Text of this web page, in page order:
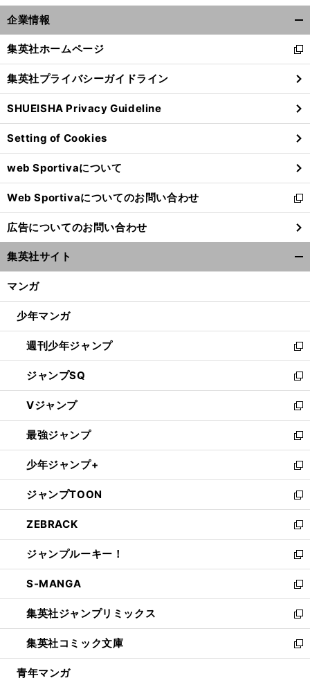
企業情報
閉
る
集英社ホームページ
新
し
い
ウ
ィ
ン
ド
ウ
で
開
く
集英社プライバシーガイドライン
SHUEISHA Privacy Guideline
Setting of Cookies
web Sportivaについて
Web Sportivaについてのお問い合わせ
新
し
い
ウ
ィ
ン
ウ
開
く
広告についてのお問い合わせ
集英社サイト
マンガ
少年マンガ
週刊少年ジャンプ
新
し
い
ウ
ィ
ン
ド
ウ
で
開
く
ジャンプSQ
新
し
い
ウ
ィ
ン
ド
ウ
で
開
く
Vジャンプ
新
し
い
ウ
ィ
ン
ド
ウ
で
開
く
最強ジャンプ
新
し
い
ウ
ィ
ン
ド
ウ
で
開
く
少年ジャンプ+
新
し
い
ウ
ィ
ン
ド
ウ
で
開
く
ジャンプTOON
新
し
い
ウ
ィ
ン
ド
ウ
で
開
く
ZEBRACK
新
し
い
ウ
ィ
ン
ド
ウ
で
開
ジャンプルーキー！
新
し
い
ウ
ィ
ン
ド
ウ
S-MANGA
新
し
い
ウ
ィ
ン
集英社ジャンプリミックス
新
し
い
ウ
集英社コミック文庫
新
し
青年マンガ